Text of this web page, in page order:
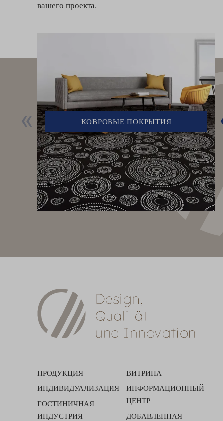
вашего проекта.
КОВРОВЫЕ ПОКРЫТИЯ
ПРОДУКЦИЯ
ИНДИВИДУАЛИЗАЦИЯ
ГОСТИНИЧНАЯ
ИНДУСТРИЯ
ВИТРИНА
ИНФОРМАЦИОННЫЙ
ЦЕНТР
ДОБАВЛЕННАЯ